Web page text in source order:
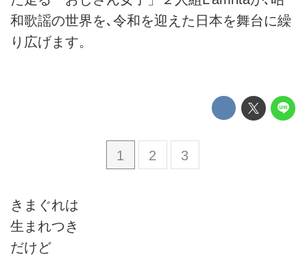
和歌謡の世界を､令和を迎えた日本を舞台に繰
り広げます。
1 2 3
きまぐれは
生まれつき
だけど